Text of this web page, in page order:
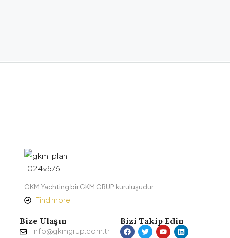
GKM Yachting bir GKM GRUP kuruluşudur.
Find more
Bize Ulaşın
info@gkmgrup.com.tr
Bizi Takip Edin